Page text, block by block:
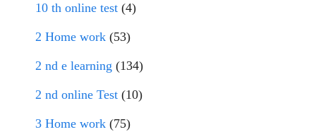
10 th online test (4)
2 Home work (53)
2 nd e learning (134)
2 nd online Test (10)
3 Home work (75)